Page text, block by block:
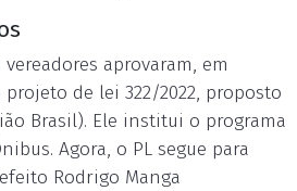
aprovaram, em
de lei 322/2022, proposto
Brasil). Ele institui o programa
Agora, o PL segue para
Rodrigo Manga